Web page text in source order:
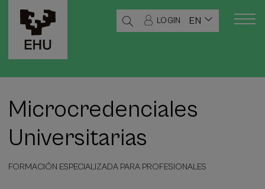
LOGIN EN
Microcredenciales
Universitarias
FORMACIÓN ESPECIALIZADA PARA PROFESIONALES